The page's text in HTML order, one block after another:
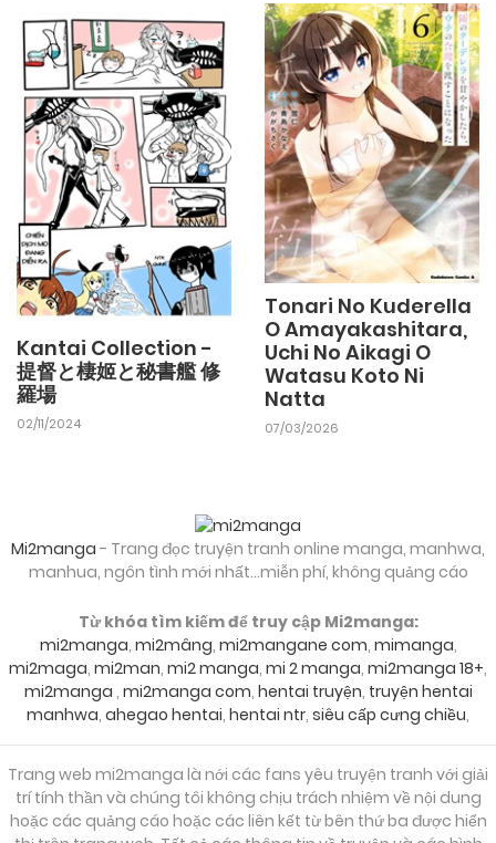
Kantai Collection -
提督と棲姬と秘書艦 修
羅場
02/11/2024
Tonari No Kuderella
O Amayakashitara,
Uchi No Aikagi O
Watasu Koto Ni
Natta
07/03/2026
Mi2manga - Trang đọc truyện tranh online manga, manhwa,
manhua, ngôn tình mới nhất...miễn phí, không quảng cáo
Từ khóa tìm kiếm để truy cập Mi2manga:
mi2manga, mi2mâng, mi2mangane com, mimanga,
mi2maga, mi2man, mi2 manga, mi 2 manga, mi2manga 18+,
mi2manga , mi2manga com, hentai truyện, truyện hentai
manhwa, ahegao hentai, hentai ntr, siêu cấp cưng chiều,
Trang web mi2manga là nới các fans yêu truyện tranh với giải
trí tính thần và chúng tôi không chịu trách nhiệm về nội dung
hoặc các quảng cáo hoặc các liên kết từ bên thứ ba được hiển